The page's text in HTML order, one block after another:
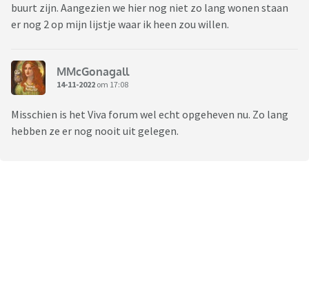
eens... Zou jij gaan voor een restaurant in de buurt of juist een
restaurant waar je nog niet eerder bent geweest?
buurt zijn. Aangezien we hier nog niet zo lang wonen staan
er nog 2 op mijn lijstje waar ik heen zou willen.
MMcGonagall
14-11-2022 om 17:08
Misschien is het Viva forum wel echt opgeheven nu. Zo lang
hebben ze er nog nooit uit gelegen.